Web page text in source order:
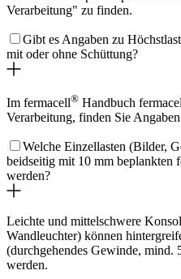
Verarbeitung" zu finden.
Gibt es Angaben zu
mit oder ohne Schüttung?
Im fermacell® Handbuch
Verarbeitung, finden Sie
Welche Einzellasten (Bilder,
beidseitig mit 10 mm beplankten
werden?
Leichte und mittelschwere
Wandleuchter) können
(durchgehendes Gewinde, mind.
werden.